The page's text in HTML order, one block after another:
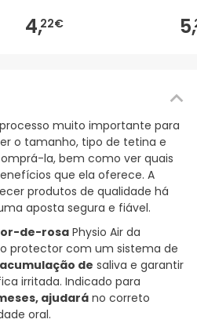
4,22€ 5,
muito importante para
o tamanho, tipo de tetina e
la, bem como ver quais
que ela oferece. A
produtos de qualidade há
aposta segura e fiável.
de-rosa Physio Air da
protector com um sistema de
de saliva e garantir
irritada. Indicado para
ajudará no correto
oral.